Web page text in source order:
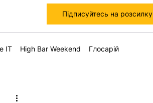
Підписуйтесь на розсилку
IT High Bar Weekend Глосарій